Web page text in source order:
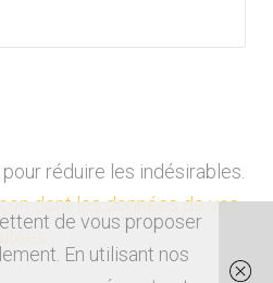
réduire les indésirables.
dont les données de vos
de vous proposer
En utilisant nos